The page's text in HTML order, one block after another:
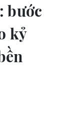
bước
kỷ